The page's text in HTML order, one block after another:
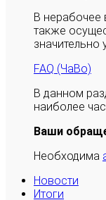
В нерабочее
также
значительно
FAQ (ЧаВо)
В данном
наиболее
Ваши
Необходима
Новости
Итоги